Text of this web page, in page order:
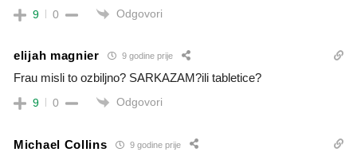
9 0 Odgovori
elijah magnier 9 godine prije
Frau misli to ozbiljno? SARKAZAM?ili tabletice?
9 0 Odgovori
Michael Collins 9 godine prije